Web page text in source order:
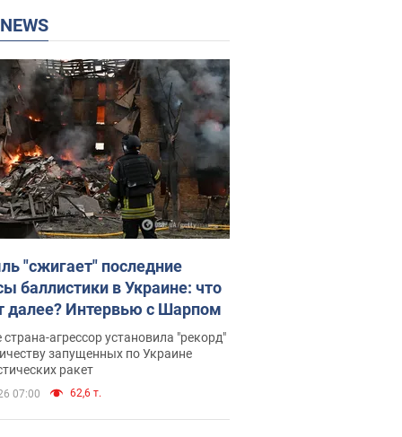
NEWS
"сжигает" последние
баллистики в Украине: что
далее? Интервью с Шарпом
агрессор установила "рекорд"
запущенных по Украине
ракет
07:00 62,6 т.